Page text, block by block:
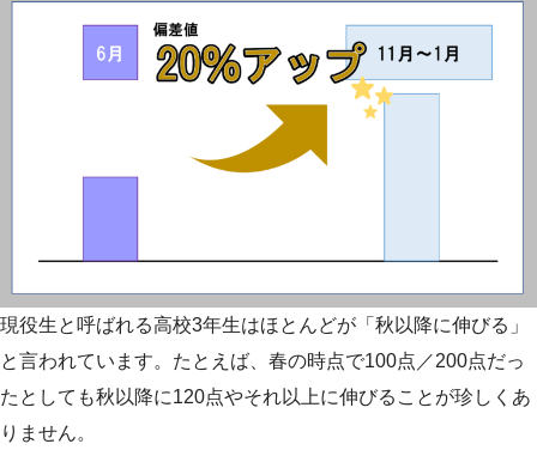
現役生と呼ばれる高校3年生はほとんどが「秋以降に伸びる」
と言われています。たとえば、春の時点で100点／200点だっ
たとしても秋以降に120点やそれ以上に伸びることが珍しくあ
りません。